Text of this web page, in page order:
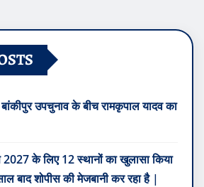
बांकीपुर उपचुनाव के बीच रामकृपाल यादव का
के लिए 12 स्थानों का खुलासा किया
बाद शोपीस की मेजबानी कर रहा है |